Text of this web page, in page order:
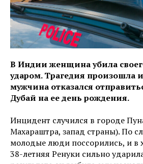
В Индии женщина убила
ударом. Трагедия произошла
мужчина отказался
Дубай на ее день рождения.
Инцидент случился в городе
Махараштра, запад страны). По
молодые люди поссорились, и в
38-летняя Ренуки сильно